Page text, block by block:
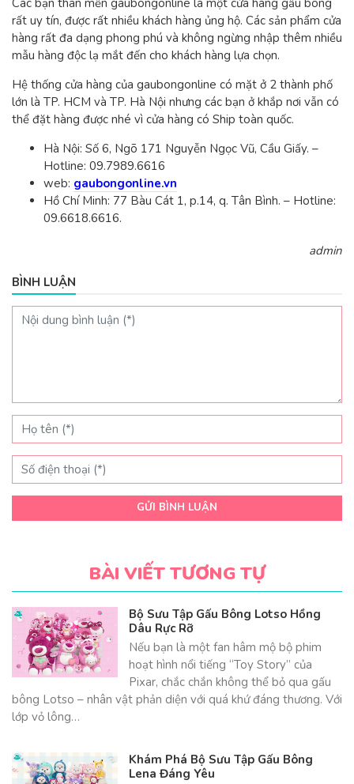
rất uy tín, được rất nhiều khách hàng ủng hộ. Các sản phẩm cửa
hàng rất đa dạng phong phú và không ngừng nhập thêm nhiều
mẫu hàng độc lạ mắt đến cho khách hàng lựa chọn.
Hệ thống cửa hàng của gaubongonline có mặt ở 2 thành phố
lớn là TP. HCM và TP. Hà Nội nhưng các bạn ở khắp nơi vẫn có
thể đặt hàng được nhé vì cửa hàng có Ship toàn quốc.
Hà Nội: Số 6, Ngõ 171 Nguyễn Ngọc Vũ, Cầu Giấy. –
Hotline: 09.7989.6616
web: gaubongonline.vn
Hồ Chí Minh: 77 Bàu Cát 1, p.14, q. Tân Bình. – Hotline:
09.6618.6616.
admin
BÌNH LUẬN
GỬI BÌNH LUẬN
BÀI VIẾT TƯƠNG TỰ
Bộ Sưu Tập Gấu Bông Lotso Hồng
Dâu Rực Rỡ
Nếu bạn là một fan hâm mộ bộ phim
hoạt hình nổi tiếng “Toy Story” của
Pixar, chắc chắn không thể bỏ qua gấu
bông Lotso – nhân vật phản diện với quá khứ đáng thương. Với
lớp vỏ lông…
Khám Phá Bộ Sưu Tập Gấu Bông
Lena Đáng Yêu